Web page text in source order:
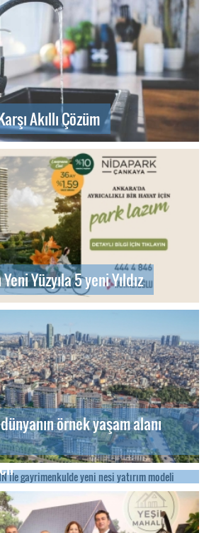
Akıllı Çözüm
Yüzyıla 5 yeni Yıldız
örnek yaşam alanı
INN ile gayrimenkulde yeni